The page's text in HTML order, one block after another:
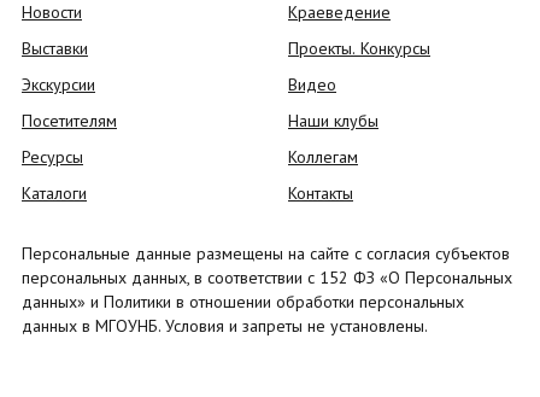
Новости
Выставки
Экскурсии
Посетителям
Ресурсы
Каталоги
Краеведение
Проекты. Конкурсы
Видео
Наши клубы
Коллегам
Контакты
Персональные данные размещены на сайте с согласия субъектов
персональных данных, в соответствии с 152 ФЗ «О Персональных
данных» и Политики в отношении обработки персональных
данных в МГОУНБ. Условия и запреты не установлены.